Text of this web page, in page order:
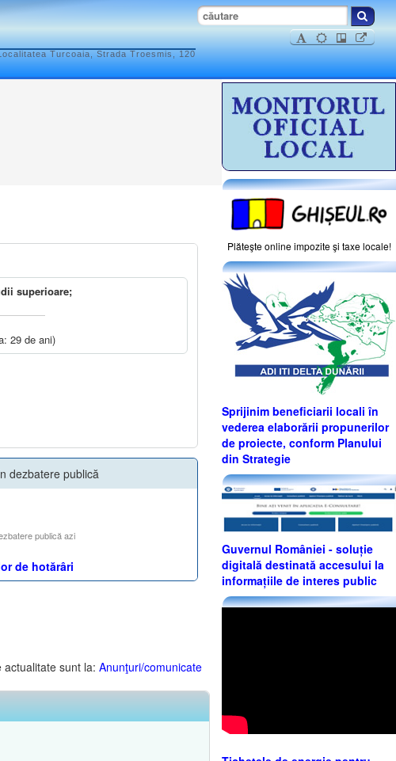
Turcoaia, Strada Troesmis, 120
superioare;
29 de ani)
dezbatere publică
publică azi
de hotărâri
sunt la: Anunţuri/comunicate
Plăteşte online impozite şi taxe locale!
Sprijinim beneficiarii locali în
vederea elaborării propunerilor
de proiecte, conform Planului
din Strategie
Guvernul României - soluție
digitală destinată accesului la
informațiile de interes public